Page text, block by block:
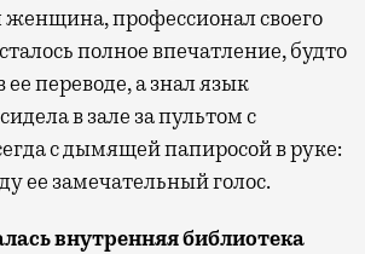
женщина, профессионал своего
полное впечатление, будто
переводе, а знал язык
в зале за пультом с
с дымящей папиросой в руке:
ее замечательный голос.
внутренняя библиотека